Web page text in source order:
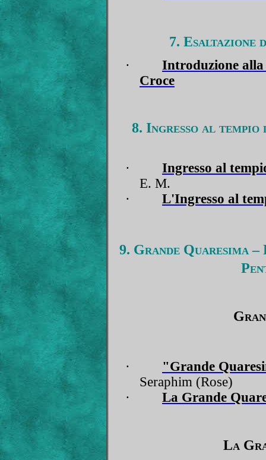
7. Esaltazione
·
Introduzione alla
Croce
8. Ingresso al
·
Ingresso al
E. M.
·
L'Ingresso al
9. Grande Quaresima
·
"Grande
Seraphim (Rose)
·
La Grande
La